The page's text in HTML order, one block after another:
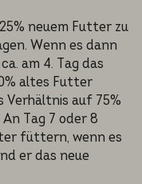
neuem Futter zu
Wenn es dann
am 4. Tag das
altes Futter
Verhältnis auf 75%
Tag 7 oder 8
füttern, wenn es
er das neue